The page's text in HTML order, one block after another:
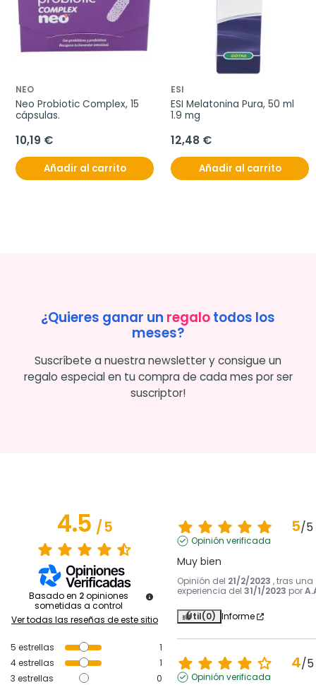
NEO
Neo Probiotic Complex, 15
cápsulas.
10,19 €
Añadir al carrito
ESI
ESI Melatonina Pura, 50 ml
1.9 mg
12,48 €
Añadir al carrito
¿Quieres ganar un regalotodos los
meses?
Suscríbete a nuestra newsletter y consigue un
regalo especial en tu compra de cada mes por ser
suscriptor!
4.5/5
Basado en 2 opiniones
sometidas a control
Ver todas las reseñas de este sitio
5 estrellas
1
4estrellas
1
3 estrellas
0
5/5
Opinión verificada
Muy bien
Opinión del 21/2/2023 , tras una
experiencia del 31/1/2023 por
Útil(0) Informe
4/5
Opinión verificada